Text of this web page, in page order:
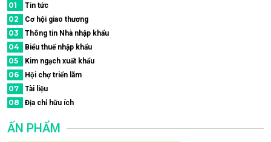
01 Tin tức
02 Cơ hội giao thương
03 Thông tin Nhà nhập khẩu
04 Biểu thuế nhập khẩu
05 Kim ngạch xuất khẩu
06 Hội chợ triển lãm
07 Tài liệu
08 Địa chỉ hữu ích
ẤN PHẨM